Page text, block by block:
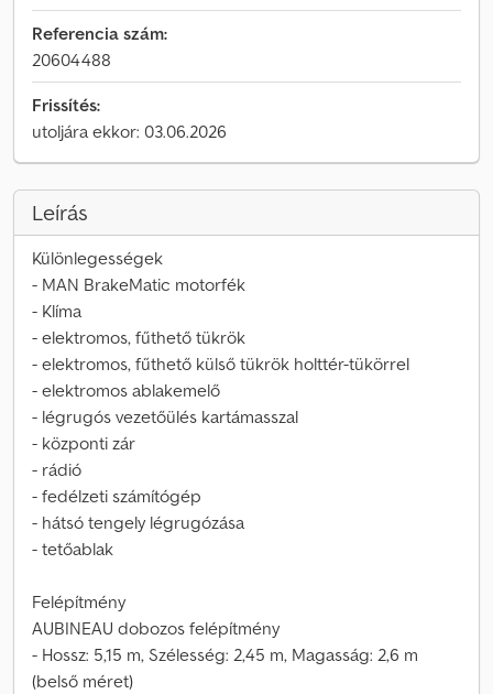
Referencia szám:
20604488
Frissítés:
utoljára ekkor: 03.06.2026
Leírás
Különlegességek
- MAN BrakeMatic motorfék
- Klíma
- elektromos, fűthető tükrök
- elektromos, fűthető külső tükrök holttér-tükörrel
- elektromos ablakemelő
- légrugós vezetőülés kartámasszal
- központi zár
- rádió
- fedélzeti számítógép
- hátsó tengely légrugózása
- tetőablak
Felépítmény
AUBINEAU dobozos felépítmény
- Hossz: 5,15 m, Szélesség: 2,45 m, Magasság: 2,6 m
(belső méret)